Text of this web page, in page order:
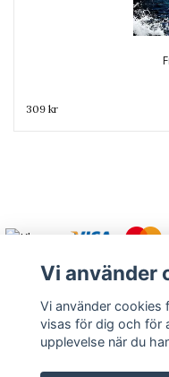
309 kr
Varmt
Vi använder
Vi använder cookies
visas för dig och för
upplevelse när du